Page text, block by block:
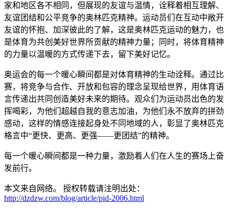
家和地区各不相同，但展现的友谊与温情，诠释着相互理解、
友谊团结和公平竞争的奥林匹克精神。运动员们在互动中敞开
友谊的怀抱、加深彼此的了解，这是奥林匹克运动的魅力，也
是体育为共创美好世界所贡献的精神力量；同时，将体育精神
的力量以温暖的方式传递下去，留下美好记忆。
奥运会的每一个暖心瞬间都是对体育精神的生动诠释。通过比
赛，将竞争与合作、开放和包容的理念呈现给世界，用体育语
言传递出共同创造美好未来的期待。观众们为运动员出色的发
挥喝彩，为他们超越自我的意志加油，为他们永不放弃的拼劲
感动，这样的情感连接起身处不同地域的人，彰显了奥林匹克
格言中“更快、更高、更强——更团结”的精神。
每一个暖心瞬间都是一种力量，激励着人们在人生的赛场上奋
发前行。
本文来自网络。 授权转载请注明出处：
http://dzdzw.com/blog/article/pid-2006.html